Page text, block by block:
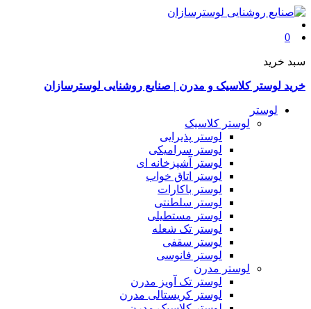
0
سبد خرید
خرید لوستر کلاسیک و مدرن | صنایع روشنایی لوسترسازان
لوستر
لوستر کلاسیک
لوستر پذیرایی
لوستر سرامیکی
لوستر آشپزخانه ای
لوستر اتاق خواب
لوستر باکارات
لوستر سلطنتی
لوستر مستطیلی
لوستر تک شعله
لوستر سقفی
لوستر فانوسی
لوستر مدرن
لوستر تک آویز مدرن
لوستر کریستالی مدرن